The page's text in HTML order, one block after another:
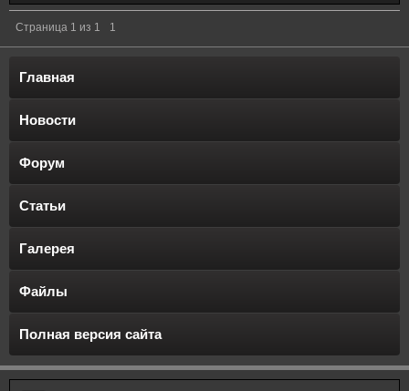
Страница 1 из 1 1
Главная
Новости
Форум
Статьи
Галерея
Файлы
Полная версия сайта